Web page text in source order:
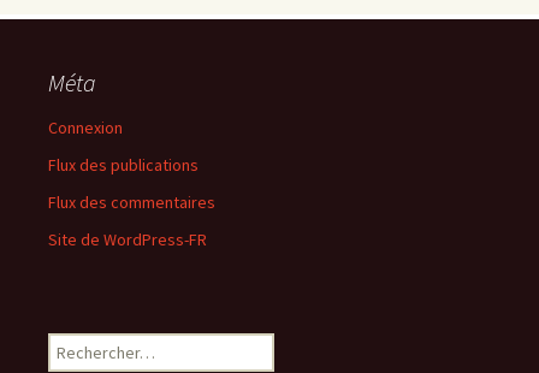
Méta
Connexion
Flux des publications
Flux des commentaires
Site de WordPress-FR
Rechercher :